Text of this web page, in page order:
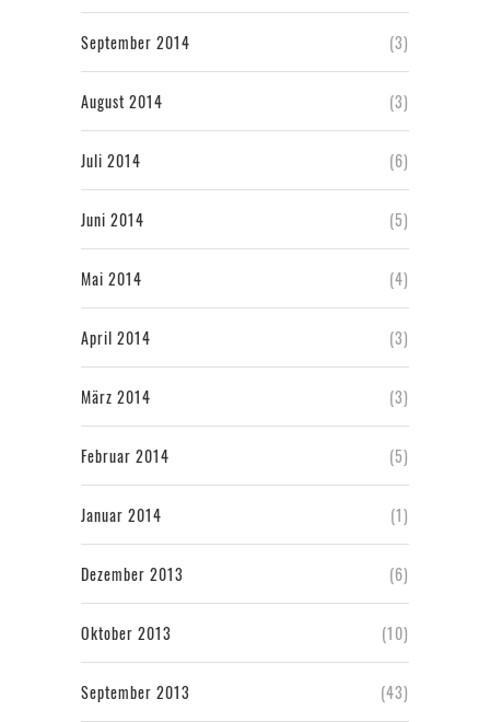
September 2014 (3)
August 2014 (3)
Juli 2014 (6)
Juni 2014 (5)
Mai 2014 (4)
April 2014 (3)
März 2014 (3)
Februar 2014 (5)
Januar 2014 (1)
Dezember 2013 (6)
Oktober 2013 (10)
September 2013 (43)